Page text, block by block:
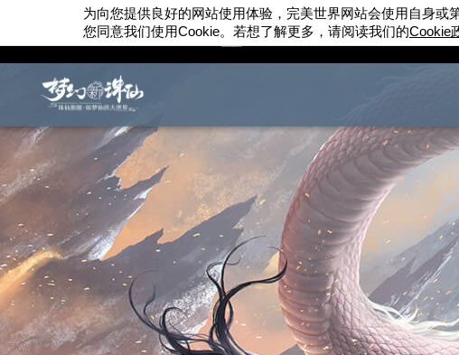
为向您提供良好的网站使用体验，完美世界网站会使用自身或
您同意我们使用Cookie。若想了解更多，请阅读我们的Cookie